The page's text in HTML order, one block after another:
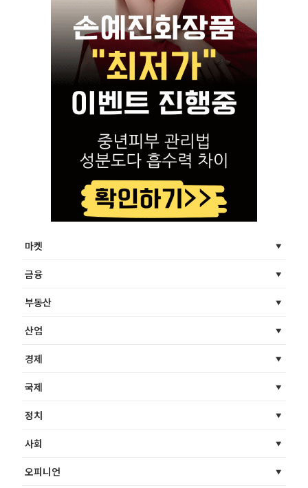
마켓
금융
부동산
산업
경제
국제
정치
사회
오피니언